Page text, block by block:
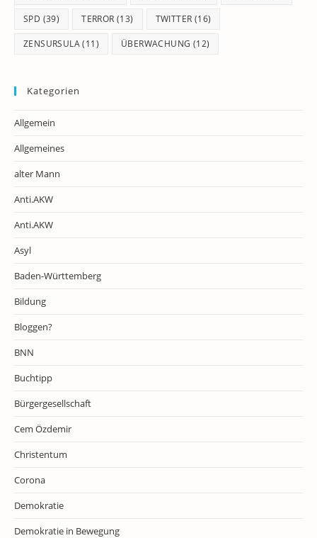
SPD (39) TERROR (13) TWITTER (16)
ZENSURSULA(11) ÜBERWACHUNG (12)
Kategorien
Allgemein
Allgemeines
alter Mann
Anti.AKW
Anti.AKW
Asyl
Baden-Württemberg
Bildung
Bloggen?
BNN
Buchtipp
Bürgergesellschaft
Cem Özdemir
Christentum
Corona
Demokratie
Demokratie in Bewegung